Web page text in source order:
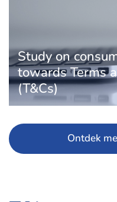
Study on
towards Terms
(T&Cs)
Ontdek